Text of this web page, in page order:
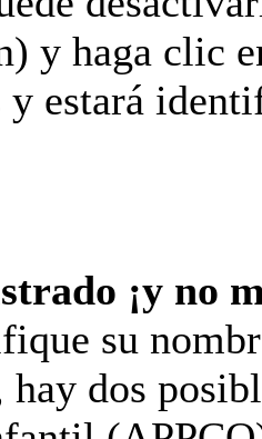
y haga clic
estará
¡y no
su
hay dos